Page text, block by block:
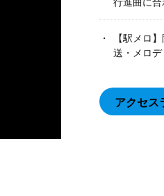
【駅メロ
送・メロ
アクセス